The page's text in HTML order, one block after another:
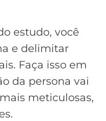
estudo, você
e delimitar
. Faça isso em
da persona vai
meticulosas,